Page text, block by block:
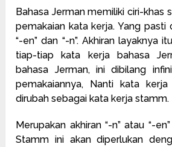
Bahasa Jerman memiliki ciri-khas
pemakaian kata kerja. Yang pasti
“-en” dan “-n”. Akhiran layaknya
tiap-tiap kata kerja bahasa
bahasa Jerman, ini dibilang
pemakaiannya, Nanti kata
dirubah sebagai kata kerja stamm.
Merupakan akhiran “-n” atau “-
Stamm ini akan diperlukan